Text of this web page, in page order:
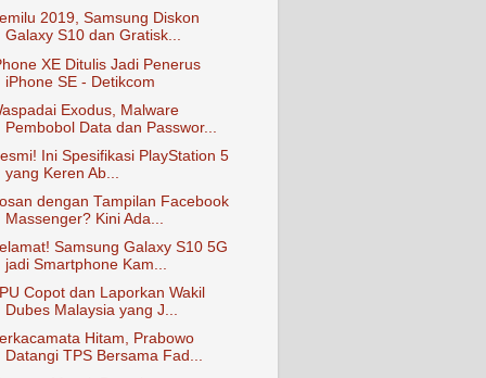
2019, Samsung Diskon
Galaxy S10 dan Gratisk...
XE Ditulis Jadi Penerus
iPhone SE - Detikcom
Exodus, Malware
Pembobol Data dan Passwor...
Ini Spesifikasi PlayStation 5
yang Keren Ab...
dengan Tampilan Facebook
Massenger? Kini Ada...
Samsung Galaxy S10 5G
jadi Smartphone Kam...
Copot dan Laporkan Wakil
Dubes Malaysia yang J...
Hitam, Prabowo
Datangi TPS Bersama Fad...